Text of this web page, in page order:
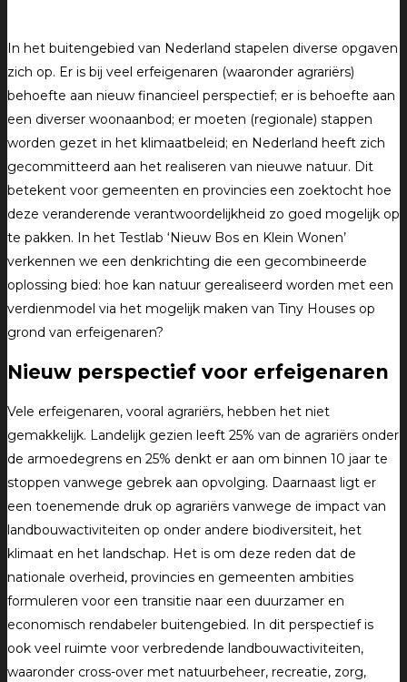
In het buitengebied van Nederland stapelen diverse opgaven
zich op. Er is bij veel erfeigenaren (waaronder agrariërs)
behoefte aan nieuw financieel perspectief; er is behoefte aan
een diverser woonaanbod; er moeten (regionale) stappen
worden gezet in het klimaatbeleid; en Nederland heeft zich
gecommitteerd aan het realiseren van nieuwe natuur. Dit
betekent voor gemeenten en provincies een zoektocht hoe
deze veranderende verantwoordelijkheid zo goed mogelijk op
te pakken. In het Testlab ‘Nieuw Bos en Klein Wonen’
verkennen we een denkrichting die een gecombineerde
oplossing bied: hoe kan natuur gerealiseerd worden met een
verdienmodel via het mogelijk maken van Tiny Houses op
grond van erfeigenaren?
Nieuw perspectief voor erfeigenaren
Vele erfeigenaren, vooral agrariërs, hebben het niet
gemakkelijk. Landelijk gezien leeft 25% van de agrariërs onder
de armoedegrens en 25% denkt er aan om binnen 10 jaar te
stoppen vanwege gebrek aan opvolging. Daarnaast ligt er
een toenemende druk op agrariërs vanwege de impact van
landbouwactiviteiten op onder andere biodiversiteit, het
klimaat en het landschap. Het is om deze reden dat de
nationale overheid, provincies en gemeenten ambities
formuleren voor een transitie naar een duurzamer en
economisch rendabeler buitengebied. In dit perspectief is
ook veel ruimte voor verbredende landbouwactiviteiten,
waaronder cross-over met natuurbeheer, recreatie, zorg,